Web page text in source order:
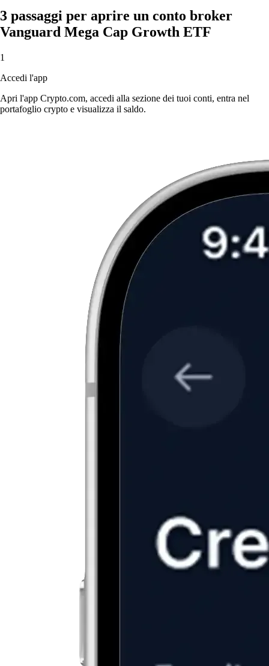
3 passaggi per aprire un conto broker
Vanguard Mega Cap Growth ETF
1
Accedi l'app
Apri l'app Crypto.com, accedi alla sezione dei tuoi conti, entra nel
portafoglio crypto e visualizza il saldo.